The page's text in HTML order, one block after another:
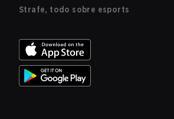
Strafe, todo sobre esports